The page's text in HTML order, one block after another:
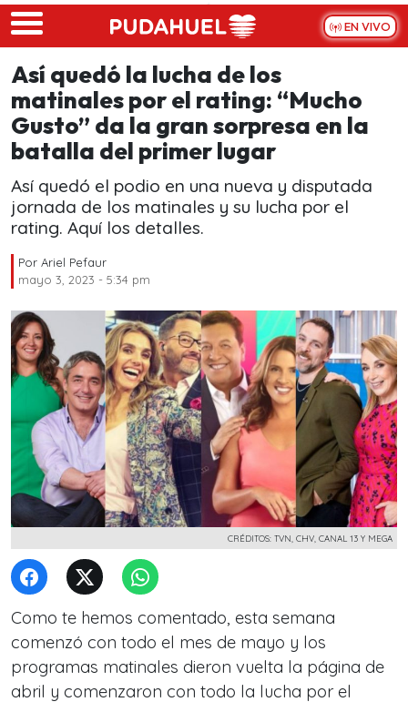
Skip to main content
EN VIVO
Así quedó la lucha de los
matinales por el rating: “Mucho
Gusto” da la gran sorpresa en la
batalla del primer lugar
Así quedó el podio en una nueva y disputada
jornada de los matinales y su lucha por el
rating. Aquí los detalles.
Por Ariel Pefaur
mayo 3, 2023 - 5:34 pm
CRÉDITOS: TVN, CHV, CANAL 13 Y MEGA
Como te hemos comentado, esta semana
comenzó con todo el mes de mayo y los
programas matinales dieron vuelta la página de
abril y comenzaron con todo la lucha por el